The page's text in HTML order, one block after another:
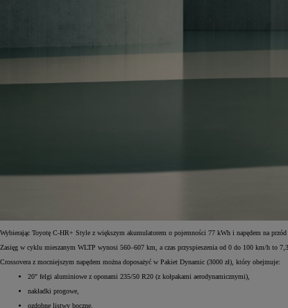
Od105 300 zł
HYBRID
Wybierając Toyotę C-HR+ Style z większym akumulatorem o pojemności 77 kWh i napędem na
Zasięg w cyklu mieszanym WLTP wynosi 560–607 km, a czas przyspieszenia od 0 do 100 km/h to
Crossovera z mocniejszym napędem można doposażyć w Pakiet Dynamic (3000 zł), który obejmuje:
20" felgi aluminiowe z oponami 235/50 R20 (z kołpakami aerodynamicznymi),
nakładki progowe,
ozdobne listwy boczne,